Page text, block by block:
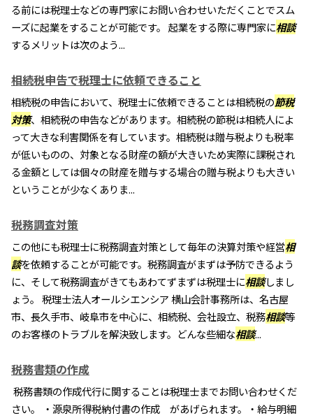
る前には税理士などの専門家にお問い合わせいただくことでスム
ーズに起業をすることが可能です。 起業をする際に専門家に相談
するメリットは次のよう...
相続税申告で税理士に依頼できること
相続税の申告において、税理士に依頼できることは相続税の節税
対策、相続税の申告などがあります。相続税の節税は相続人によ
って大きな利害関係を有しています。相続税は贈与税よりも税率
が低いものの、対象となる財産の額が大きいため実際に課税され
る金額としては個々の財産を贈与する場合の贈与税よりも大きい
ということが少なくありま...
税務調査対策
この他にも税理士に税務調査対策として毎年の決算対策や経営相
談を依頼することが可能です。税務調査がまずは予防できるよう
に、そして税務調査がきてもあわてずまずは税理士に相談しまし
ょう。 税理士法人オールシエンシア 横山会計事務所は、名古屋
市、長久手市、岐阜市を中心に、相続税、会社設立、税務相談等
のお客様のトラブルを解決致します。どんな些細な相談...
税務書類の作成
税務書類の作成代行に関することは税理士までお問い合わせくだ
さい。 ・源泉所得税納付書の作成 があげられます。・給与明細